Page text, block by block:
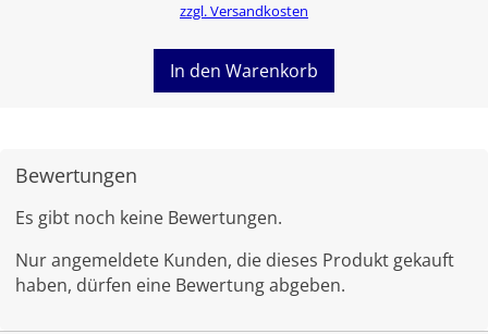
zzgl. Versandkosten
In den Warenkorb
Bewertungen
Es gibt noch keine Bewertungen.
Nur angemeldete Kunden, die dieses Produkt gekauft
haben, dürfen eine Bewertung abgeben.